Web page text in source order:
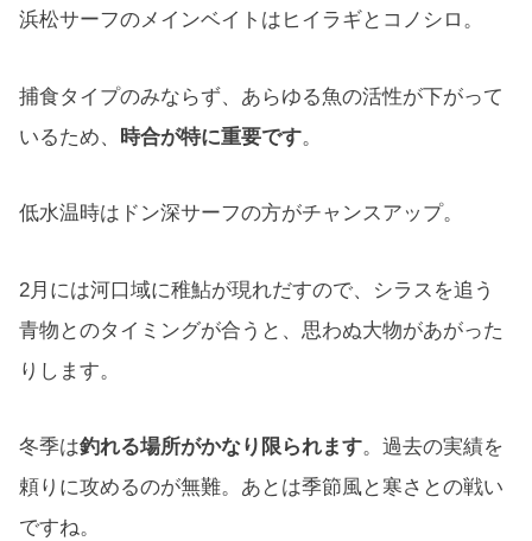
浜松サーフのメインベイトはヒイラギとコノシロ。
捕食タイプのみならず、あらゆる魚の活性が下がって
いるため、
時合が特に重要です。
低水温時はドン深サーフの方がチャンスアップ。
2月には河口域に稚鮎が現れだすので、シラスを追う
青物とのタイミングが合うと、思わぬ大物があがった
りします。
冬季は釣れる場所がかなり限られます。過去の実績を
頼りに攻めるのが無難。あとは季節風と寒さとの戦い
ですね。